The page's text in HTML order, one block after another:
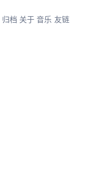
归档 关于 音乐 友链